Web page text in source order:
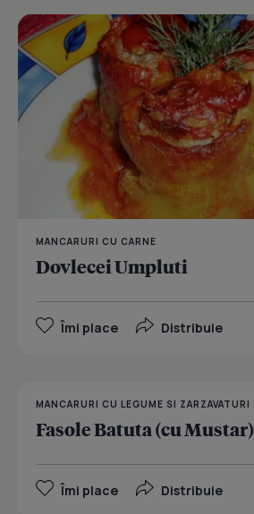
MANCARURI CU CARNE
Dovlecei Umpluti
Îmi place Distribuie
MANCARURI CU LEGUME SI ZARZAVATURI
Fasole Batuta (cu Mustar)
Îmi place Distribuie